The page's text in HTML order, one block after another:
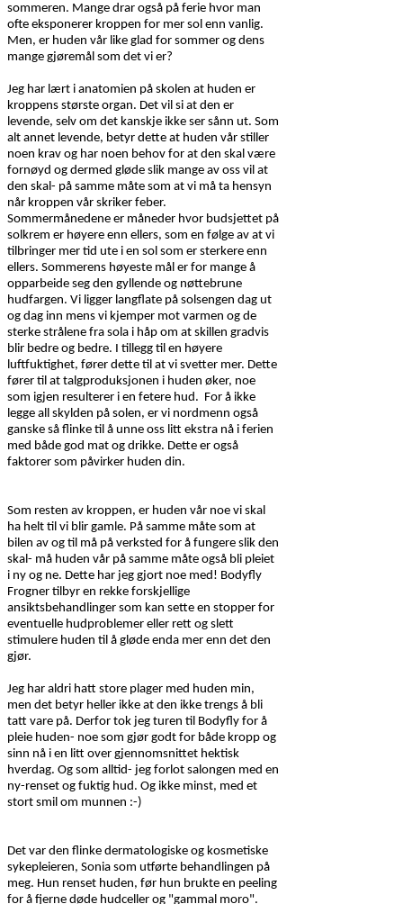
sommeren. Mange drar også på ferie hvor man
ofte eksponerer kroppen for mer sol enn vanlig.
Men, er huden vår like glad for sommer og dens
mange gjøremål som det vi er?
Jeg har lært i anatomien på skolen at huden er
kroppens største organ. Det vil si at den er
levende, selv om det kanskje ikke ser sånn ut. Som
alt annet levende, betyr dette at huden vår stiller
noen krav og har noen behov for at den skal være
fornøyd og dermed gløde slik mange av oss vil at
den skal- på samme måte som at vi må ta hensyn
når kroppen vår skriker feber.
Sommermånedene er måneder hvor budsjettet på
solkrem er høyere enn ellers, som en følge av at vi
tilbringer mer tid ute i en sol som er sterkere enn
ellers. Sommerens høyeste mål er for mange å
opparbeide seg den gyllende og nøttebrune
hudfargen. Vi ligger langflate på solsengen dag ut
og dag inn mens vi kjemper mot varmen og de
sterke strålene fra sola i håp om at skillen gradvis
blir bedre og bedre. I tillegg til en høyere
luftfuktighet, fører dette til at vi svetter mer. Dette
fører til at talgproduksjonen i huden øker, noe
som igjen resulterer i en fetere hud. For å ikke
legge all skylden på solen, er vi nordmenn også
ganske så flinke til å unne oss litt ekstra nå i ferien
med både god mat og drikke. Dette er også
faktorer som påvirker huden din.
Som resten av kroppen, er huden vår noe vi skal
ha helt til vi blir gamle. På samme måte som at
bilen av og til må på verksted for å fungere slik den
skal- må huden vår på samme måte også bli pleiet
i ny og ne. Dette har jeg gjort noe med! Bodyfly
Frogner tilbyr en rekke forskjellige
ansiktsbehandlinger som kan sette en stopper for
eventuelle hudproblemer eller rett og slett
stimulere huden til å gløde enda mer enn det den
gjør.
Jeg har aldri hatt store plager med huden min,
men det betyr heller ikke at den ikke trengs å bli
tatt vare på. Derfor tok jeg turen til Bodyfly for å
pleie huden- noe som gjør godt for både kropp og
sinn nå i en litt over gjennomsnittet hektisk
hverdag. Og som alltid- jeg forlot salongen med en
ny-renset og fuktig hud. Og ikke minst, med et
stort smil om munnen :-)
Det var den flinke dermatologiske og kosmetiske
sykepleieren, Sonia som utførte behandlingen på
meg. Hun renset huden, før hun brukte en peeling
for å fjerne døde hudceller og "gammal moro".